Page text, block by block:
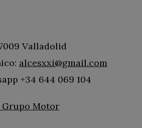
Valladolid
alcesxxi@gmail.com
+34 644 069 104
Grupo Motor